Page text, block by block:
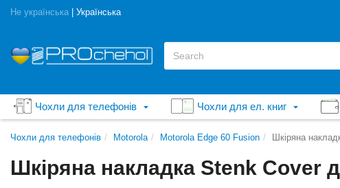
Не українська Українська
Чохли для телефонів Чохли для ел. книг
Чохли для телефонів Motorola Motorola Edge 60 Fusion Шкіряна
Шкіряна накладка Stenk Cover